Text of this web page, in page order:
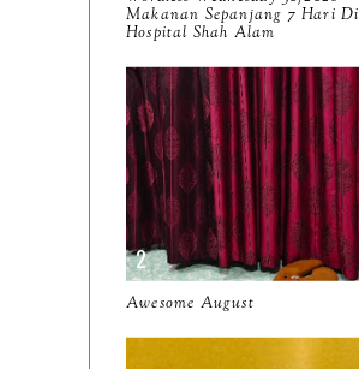
August8
July 14
June 10
May 9
April 9
March11
February8
Makanan Sepanjang 7 Hari Di
Hospital Shah Alam
Awesome August